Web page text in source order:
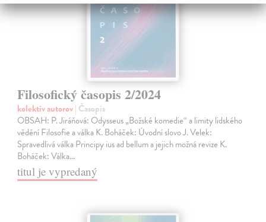
Filosofický časopis 2/2024
kolektív autorov| Časopis
OBSAH: P. Jiráňová: Odysseus „Božské komedie“ a limity lidského
vědění Filosofie a válka K. Boháček: Úvodní slovo J. Velek:
Spravedlivá válka Principy ius ad bellum a jejich možná revize K.
Boháček: Válka…
titul je vypredaný